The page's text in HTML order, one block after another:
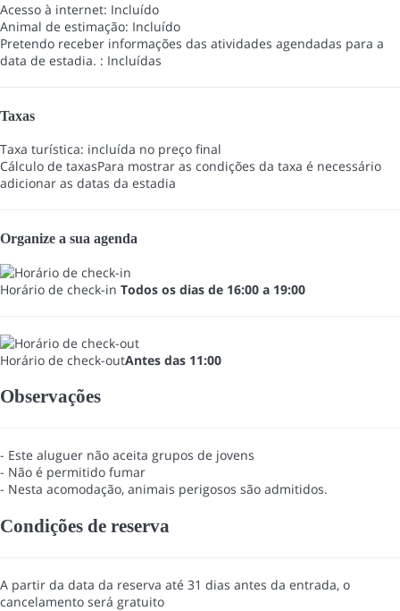
Acesso à internet: Incluído
Animal de estimação: Incluído
Pretendo receber informações das atividades agendadas para a
data de estadia. : Incluídas
Taxas
Taxa turística: incluída no preço final
Cálculo de taxasPara mostrar as condições da taxa é necessário
adicionar as datas da estadia
Organize a sua agenda
Horário de check-in Todos os dias de 16:00 a 19:00
Horário de check-outAntes das 11:00
Observações
- Este aluguer não aceita grupos de jovens
- Não é permitido fumar
- Nesta acomodação, animais perigosos são admitidos.
Condições de reserva
A partir da data da reserva até 31 dias antes da entrada, o
cancelamento será gratuito